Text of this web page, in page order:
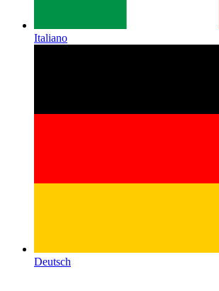
Italiano
Deutsch